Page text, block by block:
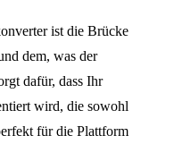
ist die Brücke
dem, was der
dafür, dass Ihr
wird, die sowohl
für die Plattform